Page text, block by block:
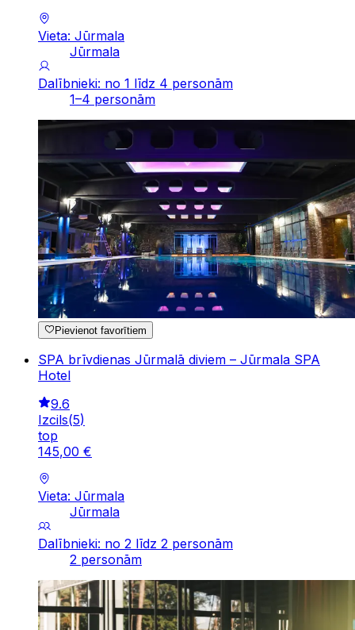
Vieta: Jūrmala
Jūrmala
Dalībnieki: no 1 līdz 4 personām
1–4 personām
Pievienot favorītiem
SPA brīvdienas Jūrmalā diviem – Jūrmala SPA
Hotel
9.6
Izcils(5)
top
145,00 €
Vieta: Jūrmala
Jūrmala
Dalībnieki: no 2 līdz 2 personām
2 personām